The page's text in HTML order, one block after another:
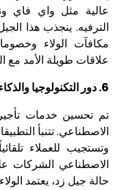
عالية مثل واي فاي
الترفيه. ينجذب هذا
مكافآت الولاء
علاقات طويلة الأمد مع
6. دور التكنولوجيا والذكاء الاصطناعي
تم تحسين خدمات
الاصطناعي. تتنبأ
وتستجيب للعملاء
الاصطناعي الشركات
حالة جيل زد، يعتمد